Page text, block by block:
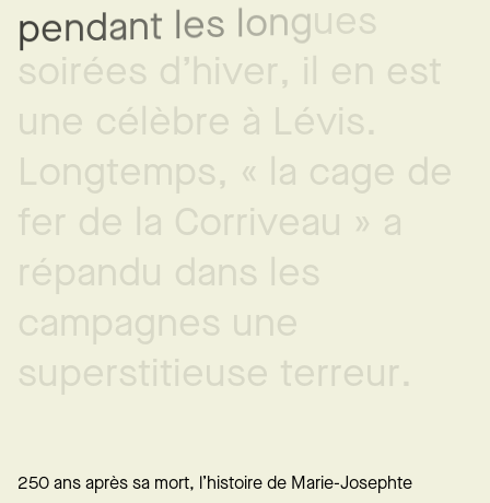
pendant les longues
soirées d’hiver, il en est
une célèbre à Lévis.
Longtemps, « la cage de
fer de la Corriveau » a
répandu dans les
campagnes une
superstitieuse terreur.
250 ans après sa mort, l’histoire de Marie-Josephte